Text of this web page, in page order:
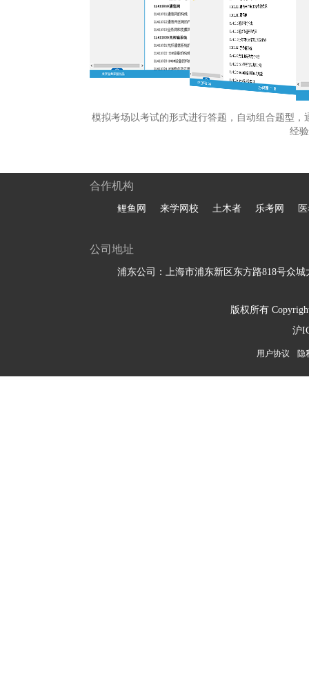
模拟考场以考试的形式进行答题，自动组合题型
经
合作机构
鲤鱼网 来学网校 土木者 乐考网
公司地址
浦东公司：上海市浦东新区东方路818号众城
版权所有
沪
用户协议 隐